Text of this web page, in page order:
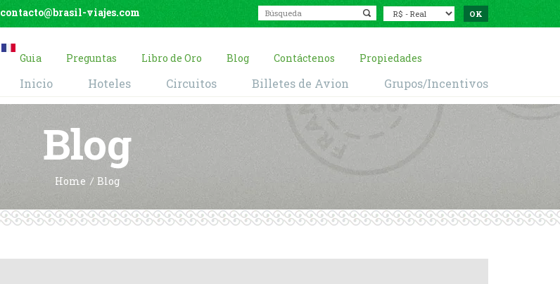
contacto@brasil-viajes.com
Guia Preguntas Libro de Oro Blog Contáctenos Propiedades
Inicio Hoteles Circuitos Billetes de Avion Grupos/Incentivos
Blog
Home Blog